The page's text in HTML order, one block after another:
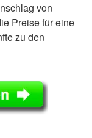
von
Preise für eine
zu den